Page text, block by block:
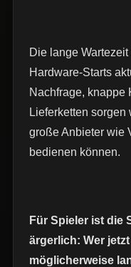
Die lange
Hardware-Starts
Nachfrage, knappe
Lieferketten
große Anbieter wie
bedienen können.
Für Spieler ist die
ärgerlich: Wer
möglicherweise